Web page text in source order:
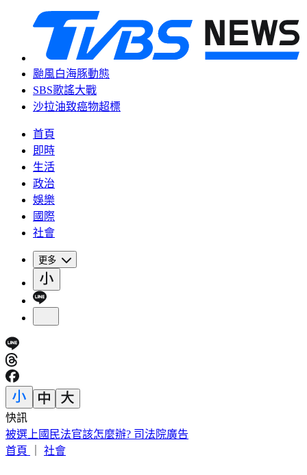
颱風白海豚動態
SBS歌謠大戰
沙拉油致癌物超標
首頁
即時
生活
政治
娛樂
國際
社會
更多
快訊
快訊／熊本今晚又震！規模4.5「極淺層地震」 深度僅10公
里